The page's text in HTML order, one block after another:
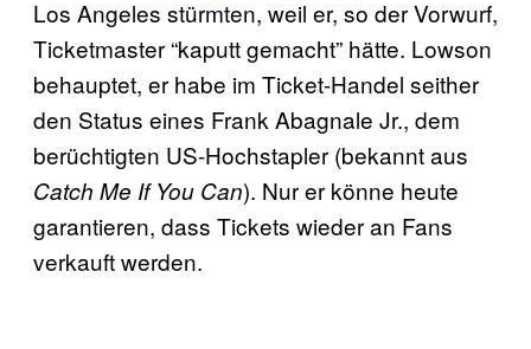
Los Angeles stürmten, weil er, so der Vorwurf,
Ticketmaster “kaputt gemacht” hätte. Lowson
behauptet, er habe im Ticket-Handel seither
den Status eines Frank Abagnale Jr., dem
berüchtigten US-Hochstapler (bekannt aus
Catch Me If You Can). Nur er könne heute
garantieren, dass Tickets wieder an Fans
verkauft werden.